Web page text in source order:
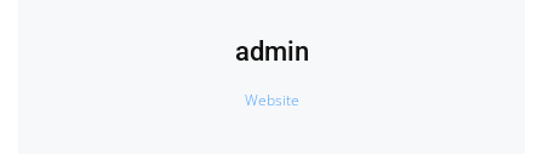
admin
Website